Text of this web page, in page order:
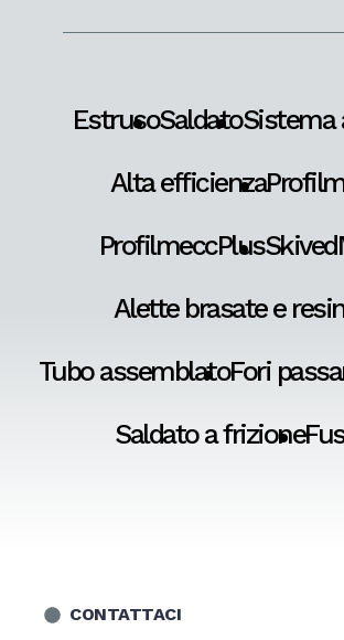
EstrusoSaldatoSistema
Alta efficienza
ProfilmeccPlus
Alette brasate e
Tubo assemblatoFori
Saldato a frizione
CONTATTACI